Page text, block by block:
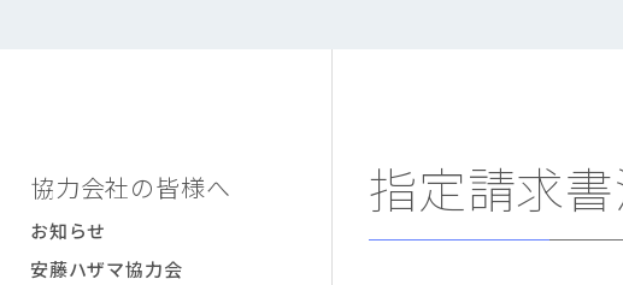
協力会社の皆様へ
お知らせ
安藤ハザマ協力会
指定請求